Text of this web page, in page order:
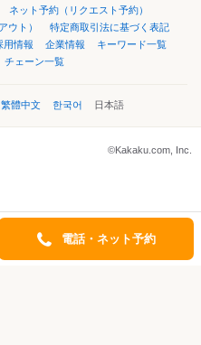
ネット予約（リクエスト予約）
ウト）
特定商取引法に基づく表記
用情報 企業情報
キーワード一覧
チェーン一覧
繁體中文 한국어 日本語
©Kakaku.com, Inc.
電話・ネット予約